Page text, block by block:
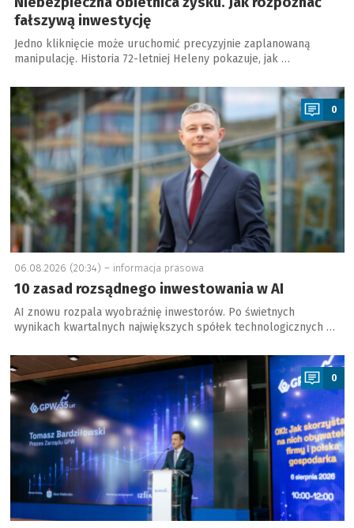
fałszywą inwestycję
Jedno kliknięcie może uruchomić precyzyjnie zaplanowaną
manipulację. Historia 72-letniej Heleny pokazuje, jak …
a
0
06.08.2026 (20:34) – informacja prasowa
10 zasad rozsądnego inwestowania w AI
AI znowu rozpala wyobraźnię inwestorów. Po świetnych
wynikach kwartalnych największych spółek technologicznych …
a
0